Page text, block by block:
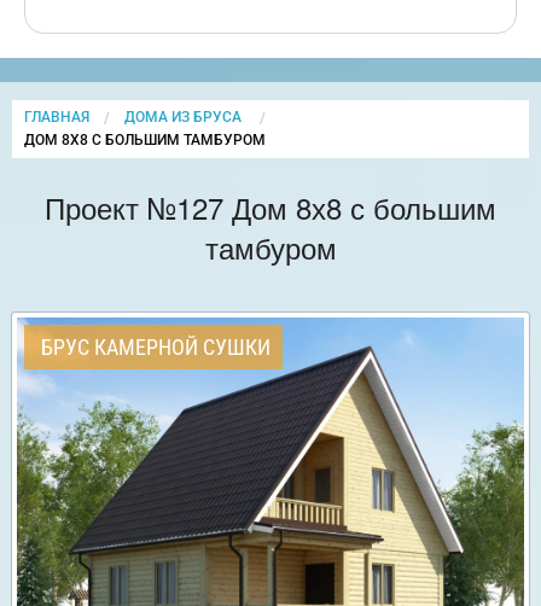
ГЛАВНАЯ
ДОМА ИЗ БРУСА
CURRENT:
ДОМ 8Х8 С БОЛЬШИМ ТАМБУРОМ
Проект №127 Дом 8х8 с большим
тамбуром
БРУС КАМЕРНОЙ СУШКИ